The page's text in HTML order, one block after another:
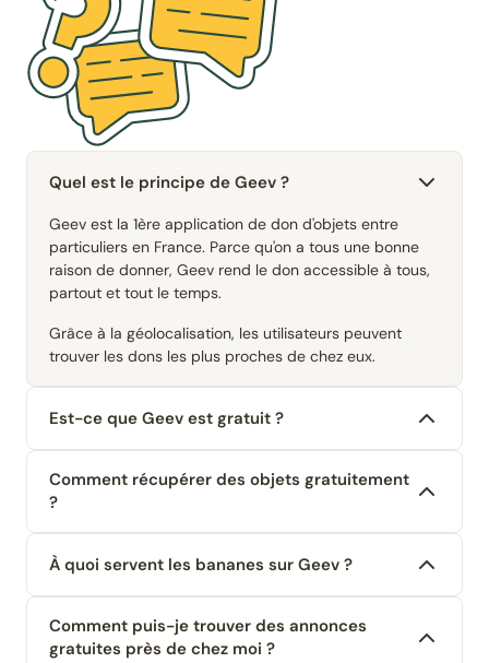
Quel est le principe de Geev ?
Geev est la 1ère application de don d'objets entre
particuliers en France. Parce qu'on a tous une bonne
raison de donner, Geev rend le don accessible à tous,
partout et tout le temps.
Grâce à la géolocalisation, les utilisateurs peuvent
trouver les dons les plus proches de chez eux.
Est-ce que Geev est gratuit ?
Comment récupérer des objets gratuitement
?
À quoi servent les bananes sur Geev ?
Comment puis-je trouver des annonces
gratuites près de chez moi ?